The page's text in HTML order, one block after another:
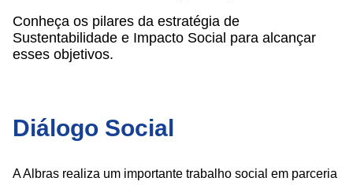
Conheça os pilares da estratégia de
Sustentabilidade e Impacto Social para alcançar
esses objetivos.
Diálogo Social
A Albras realiza um importante trabalho social em parceria